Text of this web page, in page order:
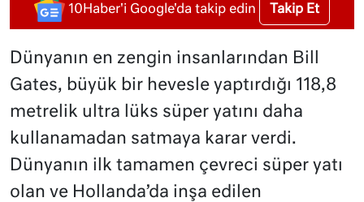
10Haber'i Google'da takip edin Takip Et
Dünyanın en zengin insanlarından Bill
Gates, büyük bir hevesle yaptırdığı 118,8
metrelik ultra lüks süper yatını daha
kullanamadan satmaya karar verdi.
Dünyanın ilk tamamen çevreci süper yatı
olan ve Hollanda’da inşa edilen